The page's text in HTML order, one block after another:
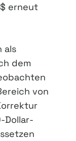
erneut
als
dem
von
Dollar-